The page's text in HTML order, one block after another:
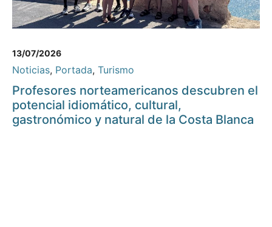
13/07/2026
Noticias, Portada, Turismo
Profesores norteamericanos descubren el
potencial idiomático, cultural,
gastronómico y natural de la Costa Blanca